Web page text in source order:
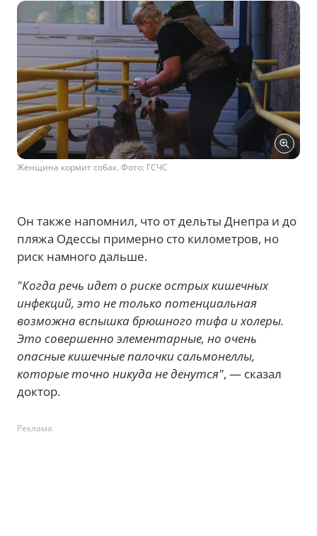
Женщина кормит собак. Фото: ГСЧС
Он также напомнил, что от дельты Днепра и до
пляжа Одессы примерно сто километров, но
риск намного дальше.
"Когда речь идет о риске острых кишечных
инфекций, это не только потенциальная
возможна вспышка брюшного тифа и холеры.
Это совершенно элементарные, но очень
опасные кишечные палочки сальмонеллы,
которые точно никуда не денутся", — сказал
доктор.
Реклама